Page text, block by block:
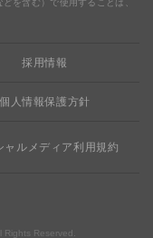
を含む）で使用することは、
採用情報
個人情報保護方針
ャルメディア利用規約
Rights Reserved.